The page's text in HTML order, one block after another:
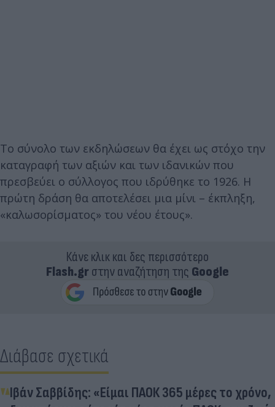
Το σύνολο των εκδηλώσεων θα έχει ως στόχο την
καταγραφή των αξιών και των ιδανικών που
πρεσβεύει ο σύλλογος που ιδρύθηκε το 1926. Η
πρώτη δράση θα αποτελέσει μια μίνι – έκπληξη,
«καλωσορίσματος» του νέου έτους».
Κάνε κλικ και δες περισσότερο
Flash.grστην αναζήτηση της Google
Διάβασε σχετικά
Ιβάν Σαββίδης: «Είμαι ΠΑΟΚ 365 μέρες το χρόνο,